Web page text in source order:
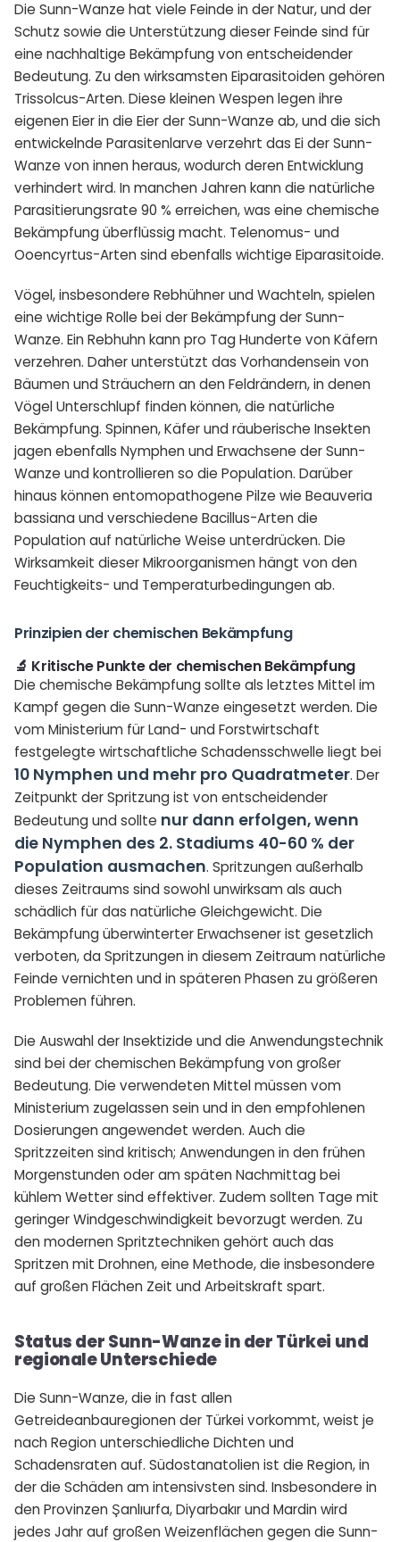
Die Sunn-Wanze hat viele Feinde in der Natur, und der
Schutz sowie die Unterstützung dieser Feinde sind für
eine nachhaltige Bekämpfung von entscheidender
Bedeutung. Zu den wirksamsten Eiparasitoiden gehören
Trissolcus-Arten. Diese kleinen Wespen legen ihre
eigenen Eier in die Eier der Sunn-Wanze ab, und die sich
entwickelnde Parasitenlarve verzehrt das Ei der Sunn-
Wanze von innen heraus, wodurch deren Entwicklung
verhindert wird. In manchen Jahren kann die natürliche
Parasitierungsrate 90 % erreichen, was eine chemische
Bekämpfung überflüssig macht. Telenomus- und
Ooencyrtus-Arten sind ebenfalls wichtige Eiparasitoide.
Vögel, insbesondere Rebhühner und Wachteln, spielen
eine wichtige Rolle bei der Bekämpfung der Sunn-
Wanze. Ein Rebhuhn kann pro Tag Hunderte von Käfern
verzehren. Daher unterstützt das Vorhandensein von
Bäumen und Sträuchern an den Feldrändern, in denen
Vögel Unterschlupf finden können, die natürliche
Bekämpfung. Spinnen, Käfer und räuberische Insekten
jagen ebenfalls Nymphen und Erwachsene der Sunn-
Wanze und kontrollieren so die Population. Darüber
hinaus können entomopathogene Pilze wie Beauveria
bassiana und verschiedene Bacillus-Arten die
Population auf natürliche Weise unterdrücken. Die
Wirksamkeit dieser Mikroorganismen hängt von den
Feuchtigkeits- und Temperaturbedingungen ab.
Prinzipien der chemischen Bekämpfung
🔬 Kritische Punkte der chemischen Bekämpfung
Die chemische Bekämpfung sollte als letztes Mittel im
Kampf gegen die Sunn-Wanze eingesetzt werden. Die
vom Ministerium für Land- und Forstwirtschaft
festgelegte wirtschaftliche Schadensschwelle liegt bei
10 Nymphen und mehr pro Quadratmeter. Der
Zeitpunkt der Spritzung ist von entscheidender
Bedeutung und sollte nur dann erfolgen, wenn
die Nymphen des 2. Stadiums 40-60 % der
Population ausmachen. Spritzungen außerhalb
dieses Zeitraums sind sowohl unwirksam als auch
schädlich für das natürliche Gleichgewicht. Die
Bekämpfung überwinterter Erwachsener ist gesetzlich
verboten, da Spritzungen in diesem Zeitraum natürliche
Feinde vernichten und in späteren Phasen zu größeren
Problemen führen.
Die Auswahl der Insektizide und die Anwendungstechnik
sind bei der chemischen Bekämpfung von großer
Bedeutung. Die verwendeten Mittel müssen vom
Ministerium zugelassen sein und in den empfohlenen
Dosierungen angewendet werden. Auch die
Spritzzeiten sind kritisch; Anwendungen in den frühen
Morgenstunden oder am späten Nachmittag bei
kühlem Wetter sind effektiver. Zudem sollten Tage mit
geringer Windgeschwindigkeit bevorzugt werden. Zu
den modernen Spritztechniken gehört auch das
Spritzen mit Drohnen, eine Methode, die insbesondere
auf großen Flächen Zeit und Arbeitskraft spart.
Status der Sunn-Wanze in der Türkei und
regionale Unterschiede
Die Sunn-Wanze, die in fast allen
Getreideanbauregionen der Türkei vorkommt, weist je
nach Region unterschiedliche Dichten und
Schadensraten auf. Südostanatolien ist die Region, in
der die Schäden am intensivsten sind. Insbesondere in
den Provinzen Şanlıurfa, Diyarbakır und Mardin wird
jedes Jahr auf großen Weizenflächen gegen die Sunn-